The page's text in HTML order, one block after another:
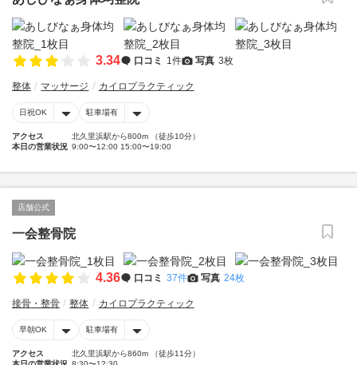
3.34 口コミ 1件 写真 3枚
整体 マッサージ カイロプラクティック
日祝OK 駐車場有
アクセス
北久里浜駅から800m （徒歩10分）
本日の営業状況 9:00〜12:00 15:00〜19:00
店舗公式
一会整骨院
4.36 口コミ 37件 写真 24枚
接骨・整骨 整体 カイロプラクティック
早朝OK 駐車場有
アクセス
北久里浜駅から860m （徒歩11分）